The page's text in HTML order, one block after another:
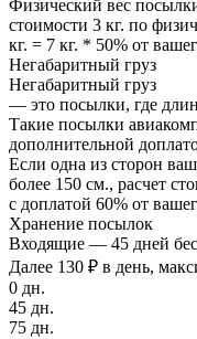
Физический вес
стоимости 3 кг. по
кг. = 7 кг. * 50% от
Негабаритный груз
Негабаритный груз
— это посылки, где
Такие посылки
дополнительной
Если одна из сторон
более 150 см., расчет
с доплатой 60% от
Хранение посылок
Входящие — 45 дней
Далее 130 ₽ в день,
0 дн.
45 дн.
75 дн.